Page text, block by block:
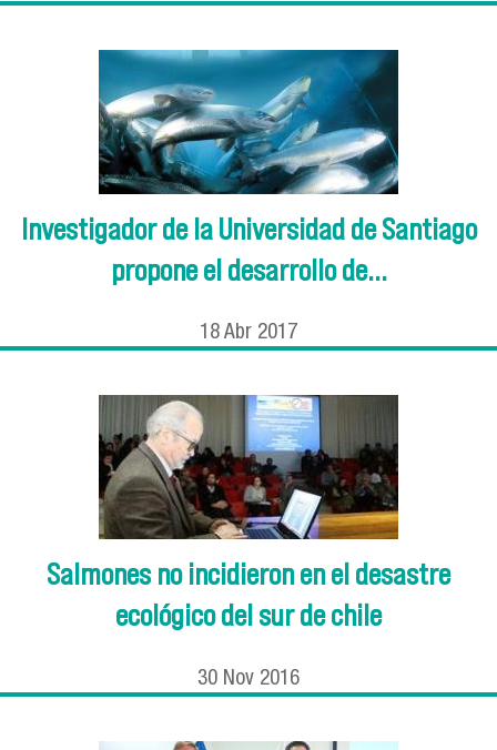
Investigador de la Universidad de Santiago
propone el desarrollo de...
18 Abr 2017
Salmones no incidieron en el desastre
ecológico del sur de chile
30 Nov 2016